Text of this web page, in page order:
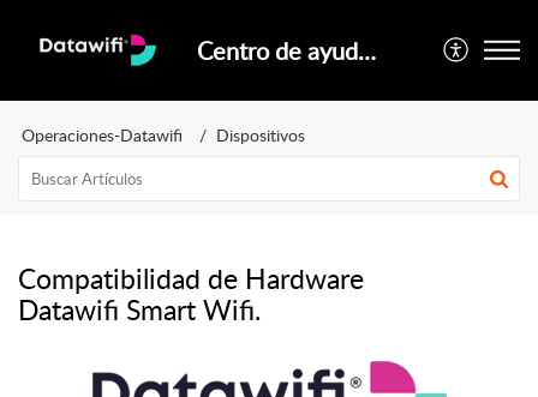
Centro de ayuda oficial Datawifi
Operaciones-Datawifi Dispositivos
Compatibilidad de Hardware
Datawifi Smart Wifi.